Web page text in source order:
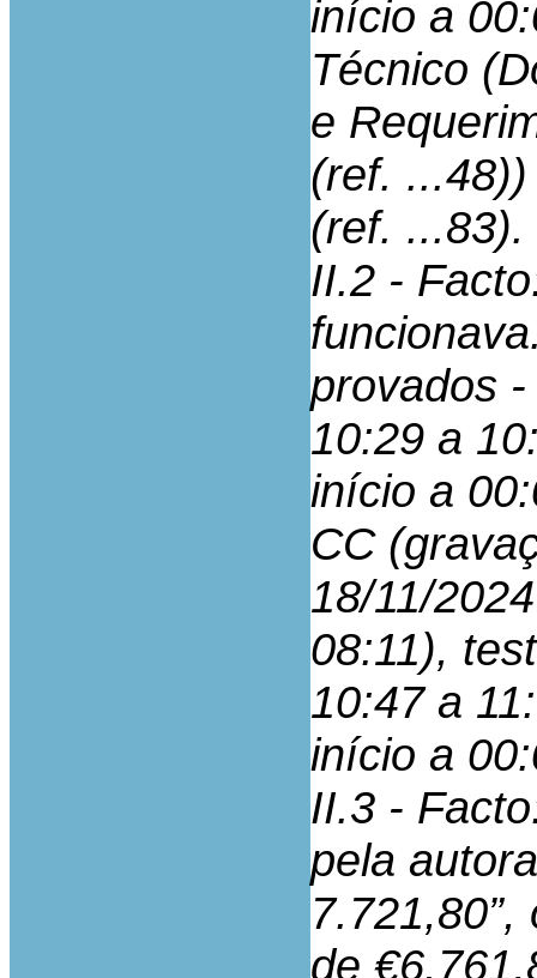
início a
Técnico
e
(ref.
(ref. ...83).
II.2 -
provados
10:29 a
início a
CC
18/11/
08:11),
10:47 a
início a
II.3 -
pela
de